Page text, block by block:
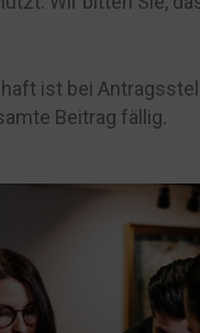
ist bei
Beitrag fällig.